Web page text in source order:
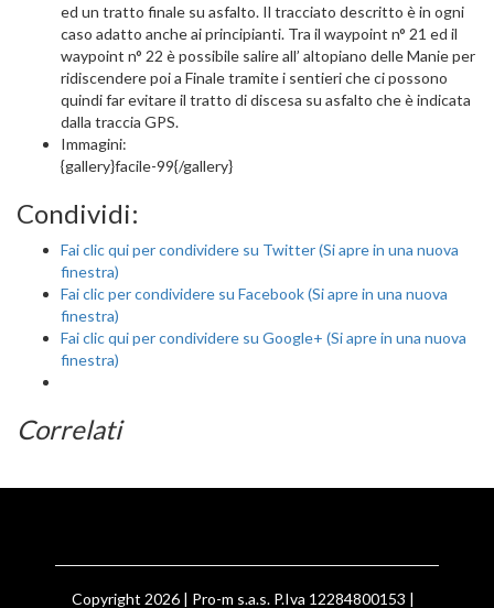
ed un tratto finale su asfalto. Il tracciato descritto è in ogni
caso adatto anche ai principianti. Tra il waypoint n° 21 ed il
waypoint n° 22 è possibile salire all’ altopiano delle Manie per
ridiscendere poi a Finale tramite i sentieri che ci possono
quindi far evitare il tratto di discesa su asfalto che è indicata
dalla traccia GPS.
Immagini:
{gallery}facile-99{/gallery}
Condividi:
Fai clic qui per condividere su Twitter (Si apre in una nuova
finestra)
Fai clic per condividere su Facebook (Si apre in una nuova
finestra)
Fai clic qui per condividere su Google+ (Si apre in una nuova
finestra)
Correlati
Copyright 2026 | Pro-m s.a.s. P.Iva 12284800153 |